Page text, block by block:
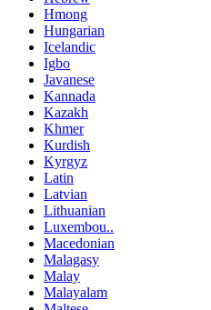
Hmong
Hungarian
Icelandic
Igbo
Javanese
Kannada
Kazakh
Khmer
Kurdish
Kyrgyz
Latin
Latvian
Lithuanian
Luxembou..
Macedonian
Malagasy
Malay
Malayalam